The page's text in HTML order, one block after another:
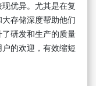
优异。尤其是在复
存储深度帮助他们
研发和生产的质量
的欢迎，有效缩短